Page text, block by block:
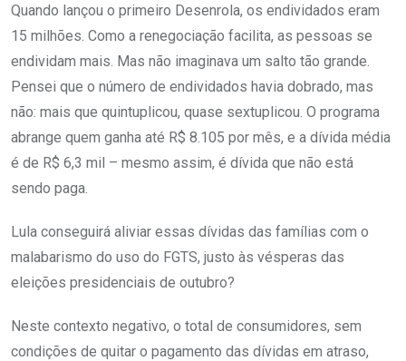
Quando lançou o primeiro Desenrola, os endividados eram
15 milhões. Como a renegociação facilita, as pessoas se
endividam mais. Mas não imaginava um salto tão grande.
Pensei que o número de endividados havia dobrado, mas
não: mais que quintuplicou, quase sextuplicou. O programa
abrange quem ganha até R$ 8.105 por mês, e a dívida média
é de R$ 6,3 mil – mesmo assim, é dívida que não está
sendo paga.
Lula conseguirá aliviar essas dívidas das famílias com o
malabarismo do uso do FGTS, justo às vésperas das
eleições presidenciais de outubro?
Neste contexto negativo, o total de consumidores, sem
condições de quitar o pagamento das dívidas em atraso,